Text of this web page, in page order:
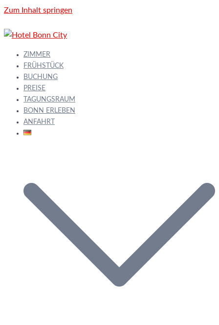
Zum Inhalt springen
ZIMMER
FRÜHSTÜCK
BUCHUNG
PREISE
TAGUNGSRAUM
BONN ERLEBEN
ANFAHRT